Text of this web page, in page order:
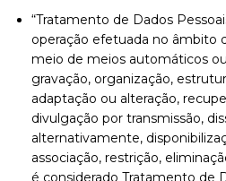
“Tratamento de Dados
operação efetuada no âmbito
meio de meios automáticos
gravação, organização,
adaptação ou alteração,
divulgação por transmissão,
alternativamente,
associação, restrição,
é considerado Tratamento de